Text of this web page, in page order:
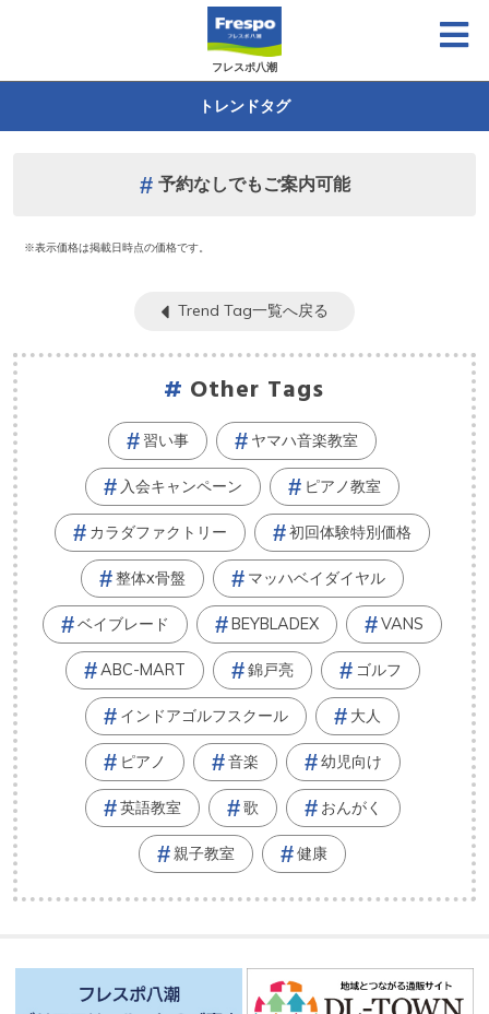
フレスポ八潮
トレンドタグ
予約なしでもご案内可能
※表示価格は掲載日時点の価格です。
Trend Tag一覧へ戻る
Other Tags
習い事 ヤマハ音楽教室
入会キャンペーン ピアノ教室
カラダファクトリー 初回体験特別価格
整体x骨盤 マッハベイダイヤル
ベイブレード BEYBLADEX VANS
ABC-MART 錦戸亮 ゴルフ
インドアゴルフスクール 大人
ピアノ 音楽 幼児向け
英語教室 歌 おんがく
親子教室 健康